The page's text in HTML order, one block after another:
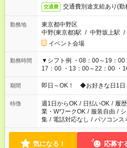
交通費 交通費別途支給あり(
勤務地
東京都中野区
中野(東京都)駅 / 中野坂上駅 /
イベント会場
勤務時間
▼シフト例 ・08：00～19：00
17：00 ・13：00～22：00 ・16：00～
仕事により勤務時間が異なりま
期間 即日～OK！ ◆お好きな日1
特徴 週1日からOK / 日払いOK / 履
業・WワークOK / 服装自由 /
集 / 電話対応なし / パソコンス
気になる！ 応募す